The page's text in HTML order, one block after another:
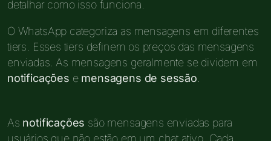
detalhar como isso funciona.
O WhatsApp categoriza as mensagens em diferentes
tiers. Esses tiers definem os preços das mensagens
enviadas. As mensagens geralmente se dividem em
notificações e mensagens de sessão
As notificações são mensagens enviadas para
usuários que não estão em um chat ativo. Cada